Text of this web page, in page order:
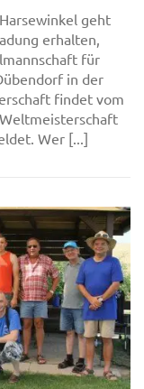
geht
erhalten,
für
in der
findet vom
Wer [...]